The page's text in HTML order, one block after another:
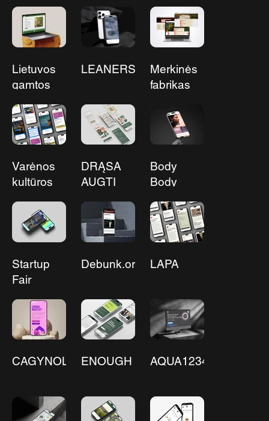
Lietuvos
gamtos
LEANERS
Merkinės
fabrikas
Varėnos
kultūros
DRĄSA
AUGTI
Body
Body
Startup
Fair
Debunk.org LAPA
CAGYNOL ENOUGH AQUA12345